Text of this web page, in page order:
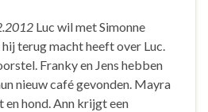
Luc wil met Simonne
terug macht heeft over Luc.
Franky en Jens hebben
nieuw café gevonden. Mayra
en hond. Ann krijgt een